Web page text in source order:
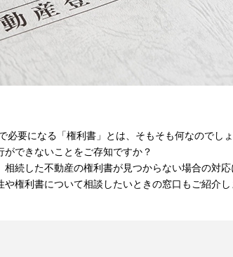
必要になる「権利書」とは、そもそも何なのでしょ
できないことをご存知ですか？
続した不動産の権利書が見つからない場合の対
権利書について相談したいときの窓口もご紹介し